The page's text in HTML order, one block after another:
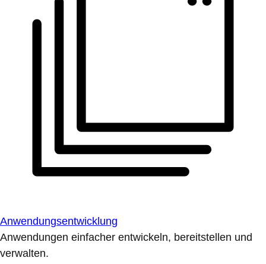
Anwendungsentwicklung
Anwendungen einfacher entwickeln, bereitstellen und
verwalten.